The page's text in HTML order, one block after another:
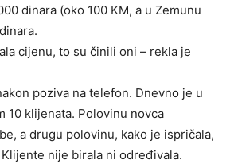
dinara (oko 100 KM, a u Zemunu
cijenu, to su činili oni – rekla je
poziva na telefon. Dnevno je u
10 klijenata. Polovinu novca
a drugu polovinu, kako je ispričala,
nije birala ni određivala.